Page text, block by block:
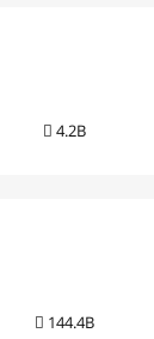
4.2B
144.4B